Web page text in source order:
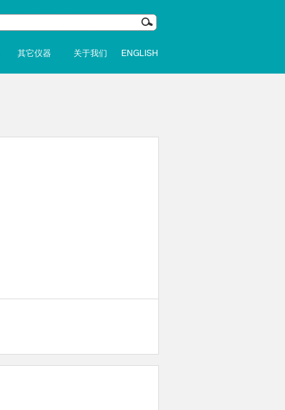
其它仪器 关于我们 ENGLISH